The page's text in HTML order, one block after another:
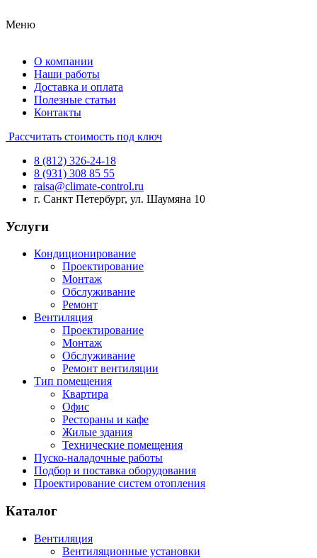
Меню
О компании
Наши работы
Доставка и оплата
Полезные статьи
Контакты
Рассчитать стоимость под ключ
8 (812) 326-24-18
8 (931) 308 85 55
raisa@climate-control.ru
г. Санкт Петербург, ул. Шаумяна 10
Услуги
Кондиционирование
Проектирование
Монтаж
Обслуживание
Ремонт
Вентиляция
Проектирование
Монтаж
Обслуживание
Ремонт вентиляции
Тип помещения
Квартира
Офис
Рестораны и кафе
Жилые здания
Технические помещения
Пуско-наладочные работы
Подбор и поставка оборудования
Проектирование систем отопления
Каталог
Вентиляция
Вентиляционные установки